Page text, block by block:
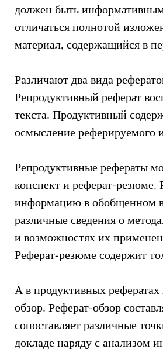
должен быть
отличаться полнотой
материал, содержащийся в
Различают два вида
Репродуктивный реферат
текста. Продуктивный
осмысление реферируемого
Репродуктивные рефераты
конспект и реферат-резюме.
информацию в обобщенном
различные сведения о
и возможностях их
Реферат-резюме содержит
А в продуктивных
обзор. Реферат-обзор
сопоставляет различные
докладе наряду с анализом